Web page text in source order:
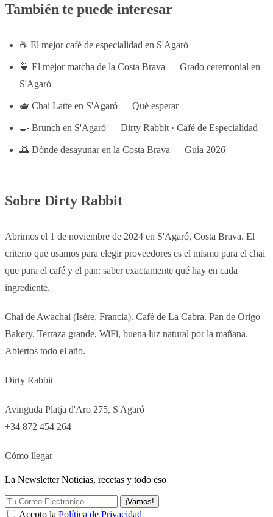
También te puede interesar
☕ El mejor café de especialidad en S'Agaró
🍵 El mejor matcha de la Costa Brava — Grado ceremonial en
S'Agaró
🫖 Chai Latte en S'Agaró — Qué esperar
🍳 Brunch en S'Agaró — Dirty Rabbit · Café de Especialidad
🌅 Dónde desayunar en la Costa Brava — Guía 2026
Sobre Dirty Rabbit
Abrimos el 1 de noviembre de 2024 en S'Agaró, Costa Brava. El
criterio que usamos para elegir proveedores es el mismo para el chai
que para el café y el pan: saber exactamente qué hay en cada
ingrediente.
Chai de Awachai (Isère, Francia). Café de La Cabra. Pan de Origo
Bakery. Terraza grande, WiFi, buena luz natural por la mañana.
Abiertos todo el año.
Dirty Rabbit
Avinguda Platja d'Aro 275, S'Agaró
+34 872 454 264
Cómo llegar
La Newsletter Noticias, recetas y todo eso
¡Vamos!
Acepto la Política de Privacidad